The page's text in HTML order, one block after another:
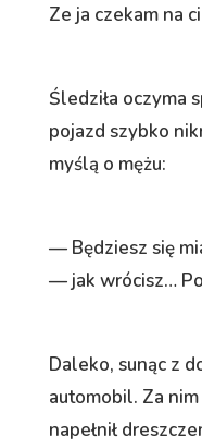
Ze ja czekam na
Śledziła oczyma
pojazd szybko
myślą o mężu:
— Będziesz się
— jak wrócisz…
Daleko, sunąc z
automobil. Za
napełnił